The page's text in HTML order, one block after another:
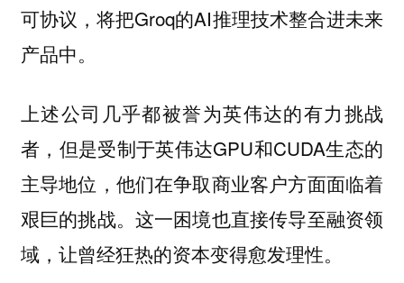
可协议，将把Groq的AI推理技术整合进未来
产品中。
上述公司几乎都被誉为英伟达的有力挑战
者，但是受制于英伟达GPU和CUDA生态的
主导地位，他们在争取商业客户方面面临着
艰巨的挑战。这一困境也直接传导至融资领
域，让曾经狂热的资本变得愈发理性。